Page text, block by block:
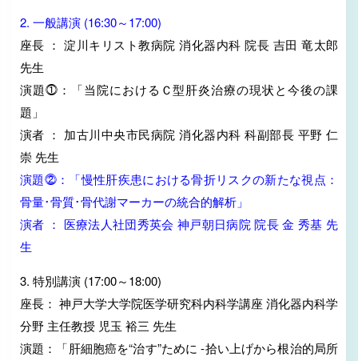
2. 一般講演 (16:30～17:00)
座長 ： 淀川キリスト教病院 消化器内科 院長 吉田 竜太郎
先生
演題⓵：「当院におけるＣ型肝炎治療の現状と今後の課
題」
演者 ： 加古川中央市民病院 消化器内科 科副部長 平野 仁
崇 先生
演題⓶：「慢性肝疾患における骨折リスクの新たな視点：
骨量･骨質･骨代謝マーカーの統合的解析」
演者 ： 医療法人社団秀英会 神戸朝日病院 院長 金 秀基 先
生
3. 特別講演 (17:00～18:00)
座長： 神戸大学大学院医学研究科内科学講座 消化器内科学
分野 主任教授 児玉 裕三 先生
演題：「肝細胞癌を“治す”ために -拾い上げから根治的局所